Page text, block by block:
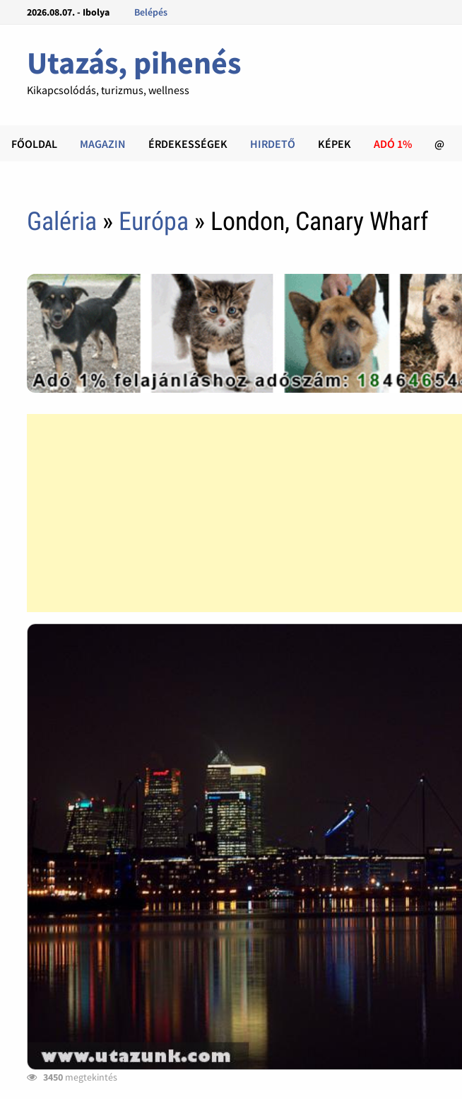
2026.08.07. - Ibolya Belépés
Utazás, pihenés
Kikapcsolódás, turizmus, wellness
FŐOLDAL MAGAZIN ÉRDEKESSÉGEK HIRDETŐ KÉPEK ADÓ 1% @
Galéria » Európa » London, Canary Wharf
3450 megtekintés